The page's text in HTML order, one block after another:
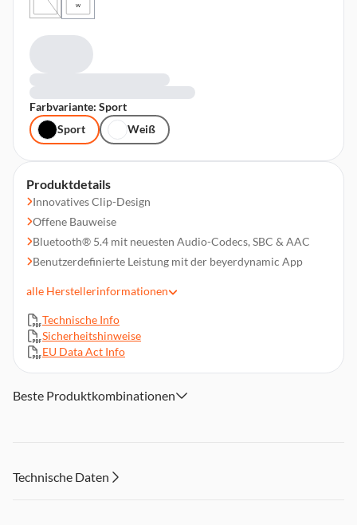
Produktdetails
Innovatives Clip-Design
Offene Bauweise
Bluetooth® 5.4 mit neuesten Audio-Codecs, SBC & AAC
Benutzerdefinierte Leistung mit der beyerdynamic App
Lieferumfang: Ohrhörer links und rechts (L / R), Ladecase,
USB-C-Ladekabel, Kurzanleitung, Compliance Booklet
alle Herstellerinformationen
Technische Info
Sicherheitshinweise
EU Data Act Info
W
Farbvariante: Sport
Sport
Weiß
Beste Produktkombinationen
Technische Daten